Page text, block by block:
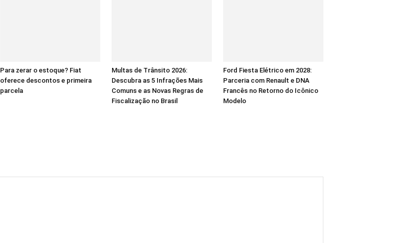
Para zerar o estoque? Fiat
oferece descontos e primeira
parcela
Multas de Trânsito 2026:
Descubra as 5 Infrações Mais
Comuns e as Novas Regras de
Fiscalização no Brasil
Ford Fiesta Elétrico em 2028:
Parceria com Renault e DNA
Francês no Retorno do Icônico
Modelo